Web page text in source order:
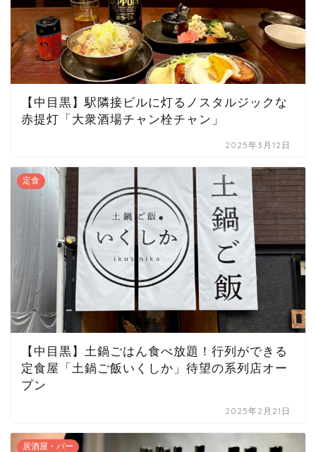
【中目黒】駅隣接ビルに灯るノスタルジックな
赤提灯「大衆酒場チャン栓チャン」
2025年3月12日
定食
【中目黒】土鍋ごはん食べ放題！行列ができる
定食屋「土鍋ご飯いくしか」待望の系列店オー
プン
2025年2月21日
居酒屋・バー